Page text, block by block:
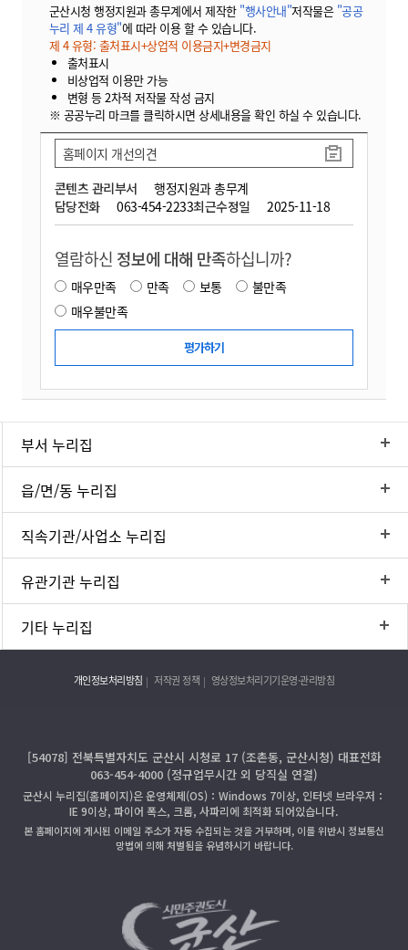
군산시청 행정지원과 총무계에서 제작한 "행사안내"저작물은 "공공
누리 제 4 유형"에 따라 이용 할 수 있습니다.
제 4 유형: 출처표시+상업적 이용금지+변경금지
출처표시
비상업적 이용만 가능
변형 등 2차적 저작물 작성 금지
※ 공공누리 마크를 클릭하시면 상세내용을 확인 하실 수 있습니다.
콘텐츠 관리부서
행정지원과 총무계
담당전화
063-454-2233최근수정일 2025-11-18
홈페이지 개선의견
열람하신 정보에 대해 만족하십니까?
매우만족 만족 보통
불만족
매우불만족
부서 누리집
읍/면/동 누리집
직속기관/사업소 누리집
유관기관 누리집
기타 누리집
개인정보처리방침 저작권 정책 영상정보처리기기운영·관리방침
[54078] 전북특별자치도 군산시 시청로 17 (조촌동, 군산시청) 대표전화
063-454-4000 (정규업무시간 외 당직실 연결)
군산시 누리집(홈페이지)은 운영체제(OS)：Windows 7이상, 인터넷 브라우저：
IE 9이상, 파이어 폭스, 크롬, 사파리에 최적화 되어있습니다.
본 홈페이지에 게시된 이메일 주소가 자동 수집되는 것을 거부하며, 이를 위반시 정보통신
망법에 의해 처벌됨을 유념하시기 바랍니다.